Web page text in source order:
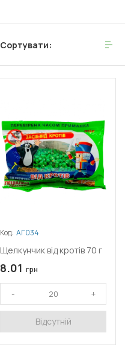
Сортувати:
Код: АГ034
Щелкунчик від кротів 70 г
8.01 грн
Відсутній